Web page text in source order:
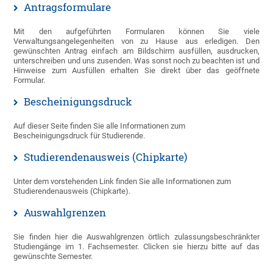
Antragsformulare
Mit den aufgeführten Formularen können Sie viele
Verwaltungsangelegenheiten von zu Hause aus erledigen. Den
gewünschten Antrag einfach am Bildschirm ausfüllen, ausdrucken,
unterschreiben und uns zusenden. Was sonst noch zu beachten ist und
Hinweise zum Ausfüllen erhalten Sie direkt über das geöffnete
Formular.
Bescheinigungsdruck
Auf dieser Seite finden Sie alle Informationen zum
Bescheinigungsdruck für Studierende.
Studierendenausweis (Chipkarte)
Unter dem vorstehenden Link finden Sie alle Informationen zum
Studierendenausweis (Chipkarte).
Auswahlgrenzen
Sie finden hier die Auswahlgrenzen örtlich zulassungsbeschränkter
Studiengänge im 1. Fachsemester. Clicken sie hierzu bitte auf das
gewünschte Semester.